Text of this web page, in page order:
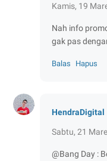
Kamis, 19
Nah info
gak pas
Balas Hapus
HendraDigital
Sabtu, 21
@Bang Day :